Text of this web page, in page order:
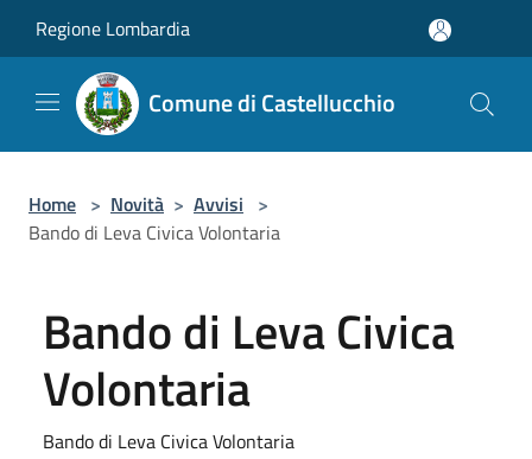
Regione Lombardia
Comune di Castellucchio
Home > Novità > Avvisi >
Bando di Leva Civica Volontaria
Bando di Leva Civica
Volontaria
Bando di Leva Civica Volontaria